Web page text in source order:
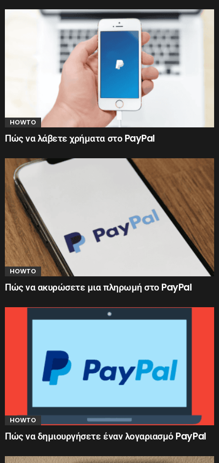
HOWTO
Πώς να λάβετε χρήματα στο PayPal
HOWTO
Πώς να ακυρώσετε μια πληρωμή στο PayPal
HOWTO
Πώς να δημιουργήσετε έναν λογαριασμό PayPal